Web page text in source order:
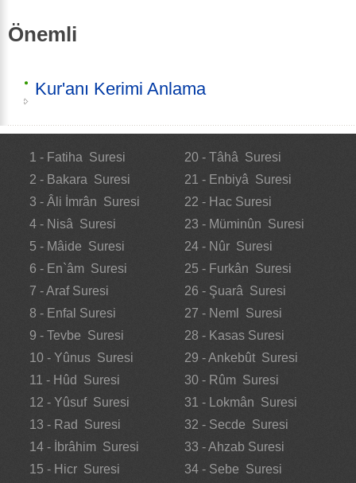
Önemli
Kur'anı Kerimi Anlama
1 - Fatiha Suresi
2 - Bakara Suresi
3 - Âli İmrân Suresi
4 - Nisâ Suresi
5 - Mâide Suresi
6 - En`âm Suresi
7 - Araf Suresi
8 - Enfal Suresi
9 - Tevbe Suresi
10 - Yûnus Suresi
11 - Hûd Suresi
12 - Yûsuf Suresi
13 - Rad Suresi
14 - İbrâhim Suresi
15 - Hicr Suresi
20 - Tâhâ Suresi
21 - Enbiyâ Suresi
22 - Hac Suresi
23 - Müminûn Suresi
24 - Nûr Suresi
25 - Furkân Suresi
26 - Şuarâ Suresi
27 - Neml Suresi
28 - Kasas Suresi
29 - Ankebût Suresi
30 - Rûm Suresi
31 - Lokmân Suresi
32 - Secde Suresi
33 - Ahzab Suresi
34 - Sebe Suresi